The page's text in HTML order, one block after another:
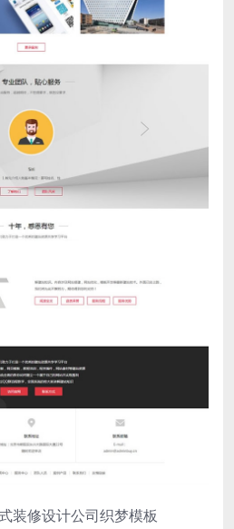
装修设计公司织梦模板